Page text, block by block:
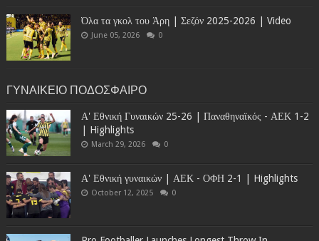
Όλα τα γκολ του Άρη | Σεζόν 2025-2026 | Video
June 05, 2026 0
ΓΥΝΑΙΚΕΙΟ ΠΟΔΟΣΦΑΙΡΟ
Α' Εθνική Γυναικών 25-26 | Παναθηναϊκός - ΑΕΚ 1-2
| Highlights
March 29, 2026 0
Α' Εθνική γυναικών | ΑΕΚ - ΟΦΗ 2-1 | Highlights
October 12, 2025 0